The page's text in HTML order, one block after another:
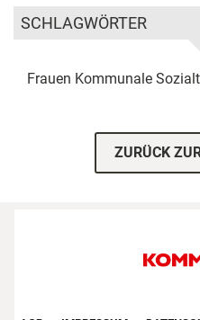
SCHLAGWÖRTER
Frauen Kommunale
ZURÜCK